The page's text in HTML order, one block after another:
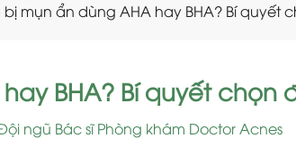
bị mụn ẩn dùng AHA hay BHA? Bí quyết
BHA? Bí quyết chọn
ngũ Bác sĩ Phòng khám Doctor Acnes